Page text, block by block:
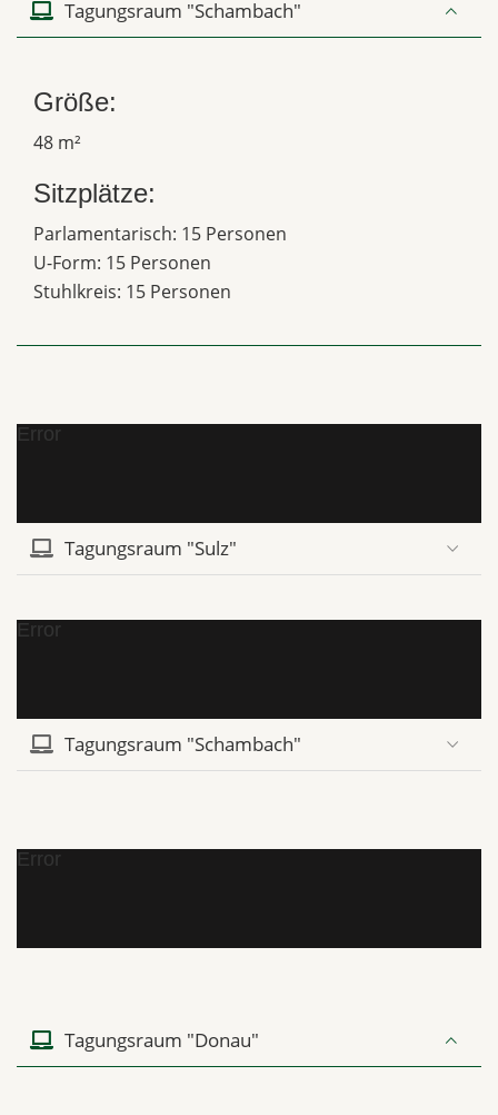
Tagungsraum "Schambach"
Größe:
48 m²
Sitzplätze:
Parlamentarisch: 15 Personen
U-Form: 15 Personen
Stuhlkreis: 15 Personen
Error
Tagungsraum "Sulz"
Error
Tagungsraum "Schambach"
Error
Tagungsraum "Donau"